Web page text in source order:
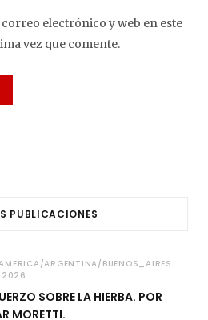
electrónico y web en este
vez que comente.
PUBLICACIONES
ARGENTINA/BUENOS_AIRES
2026
SOBRE LA HIERBA. POR
MORETTI.